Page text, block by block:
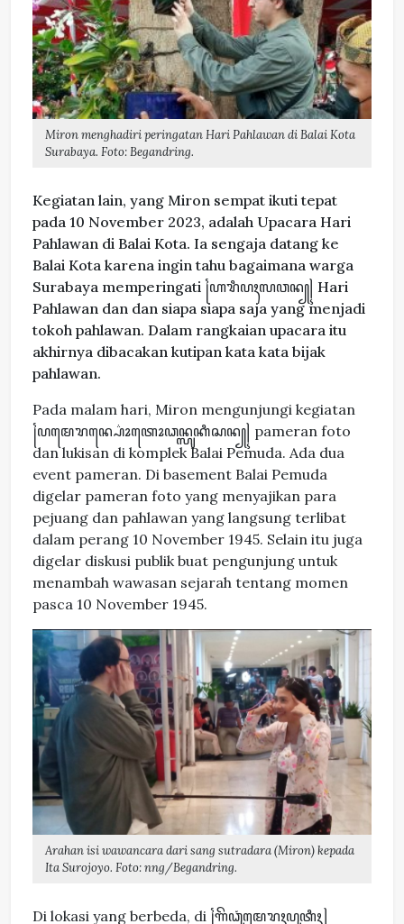
Miron menghadiri peringatan Hari Pahlawan di Balai Kota
Surabaya. Foto: Begandring.
Kegiatan lain, yang Miron sempat ikuti tepat
pada 10 November 2023, adalah Upacara Hari
Pahlawan di Balai Kota. Ia sengaja datang ke
Balai Kota karena ingin tahu bagaimana warga
Surabaya memperingati ꧌ꦲꦫꦶꦥꦃꦭꦮꦤ꧀꧍ Hari
Pahlawan dan dan siapa siapa saja yang menjadi
tokoh pahlawan. Dalam rangkaian upacara itu
akhirnya dibacakan kutipan kata kata bijak
pahlawan.
Pada malam hari, Miron mengunjungi kegiatan
꧌ꦥꦩꦺꦫꦤ꧀ꦥ꦳ꦺꦴꦠꦺꦴꦣꦤ꧀ꦭꦸꦏꦶꦱꦤ꧀꧍ pameran foto
dan lukisan di komplek Balai Pemuda. Ada dua
event pameran. Di basement Balai Pemuda
digelar pameran foto yang menyajikan para
pejuang dan pahlawan yang langsung terlibat
dalam perang 10 November 1945. Selain itu juga
digelar diskusi publik buat pengunjung untuk
menambah wawasan sejarah tentang momen
pasca 10 November 1945.
Arahan isi wawancara dari sang sutradara (Miron) kepada
Ita Surojoyo. Foto: nng/Begandring.
Di lokasi yang berbeda, di ꧌ꦒꦼꦣꦸꦁꦩꦺꦫꦃꦥꦸꦠꦶꦃ꧍